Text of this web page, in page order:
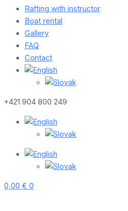
Rafting with instructor
Boat rental
Gallery
FAQ
Contact
+421 904 800 249
0,00 € 0